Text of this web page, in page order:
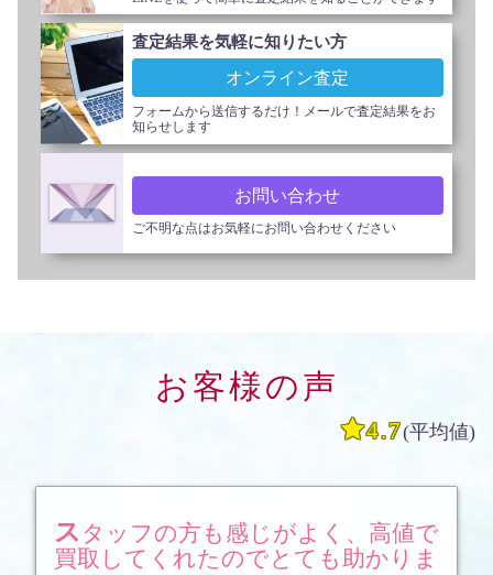
査定結果を気軽に知りたい方
オンライン査定
フォームから送信するだけ！メールで査定結果をお
知らせします
お問い合わせ
ご不明な点はお気軽にお問い合わせください
お客様の声
4.7(平均値)
スタッフの方も感じがよく、高値で
買取してくれたのでとても助かりま